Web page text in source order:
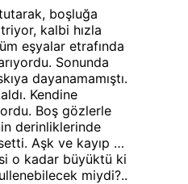
boşluğa
kalbi hızla
eşyalar etrafında
Sonunda
dayanamamıştı.
Kendine
Boş gözlerle
derinliklerinde
Aşk ve kayıp …
o kadar büyüktü ki
miydi?..